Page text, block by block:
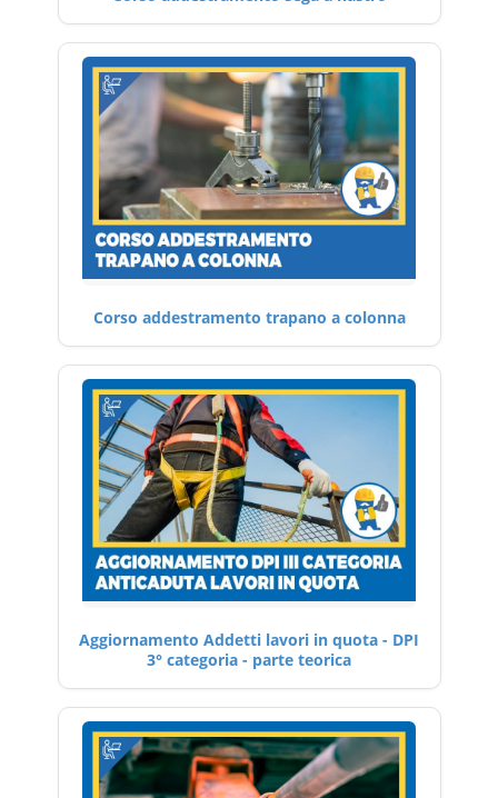
Corso addestramento trapano a colonna
Aggiornamento Addetti lavori in quota - DPI
3° categoria - parte teorica